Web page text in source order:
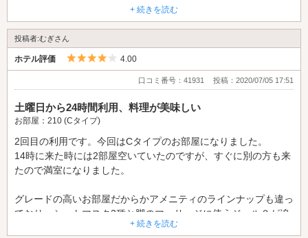
辛いものが苦手な方は注文時に内容を聞いた方が安心かもしれま
せん。
後いつもは普通なのですが、なぜか今回は冷蔵庫の調節メモリが
０(運転停止)になっていたので見逃して使ってしまい少し泣きま
した(笑)
当日はやたら足をぶつけたりしていたので、こちらの厄日だった
のでしょう。
イベントをやっていたり、ウェルカムスイーツもあったり至れり
尽くせり、お安くてステキなのでまた利用します。
詳細は最初の投稿で書いているので、205号室の雰囲気を。
お部屋の壁はターコイズブルーと白で可愛らしく、窓枠やドアな
ども暗めの水色でオシャレで、浴室の壁も水色にお花があしらっ
てありました。
洗面台の壁の一部はガラスになっていてオシャレです。ベッド上
の照明は固定されたシャンデリアで、部屋全体のインテリアに統
一感がありワンランク上の気分を味わえると感じました。
トイレのドアが閉める時に音が鳴るのと、持ち込み用冷蔵庫の扉
が固めで開きにくいかなという事を除けば、可愛く明るく落ち着
くお部屋なので幅広い方にオススメできるかなと思いました。
す)
また最近追加されたのか分かりませんが、アルコール除菌の小分
+ 続きを読む
投稿者:むぎさん
ホテル評価 5つ星のうち4
4.00
口コミ番号：41931 投稿：2020/07/05 17:51
土曜日から24時間利用、料理が美味しい
お部屋：210 (Cタイプ)
2回目の利用です。今回はCタイプのお部屋になりました。
14時に来た時には2部屋空いていたのですが、すぐに別の方も来
たので満室になりました。
グレードの高いお部屋だからかアメニティのラインナップも違っ
ており、シートマスク2種と脚のマッサージに使うジェル？が追
+ 続きを読む